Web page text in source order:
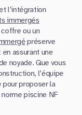
l’intégration
immergés
ou un
préserve
assurant une
noyade. Que vous
l’équipe
proposer la
piscine NF